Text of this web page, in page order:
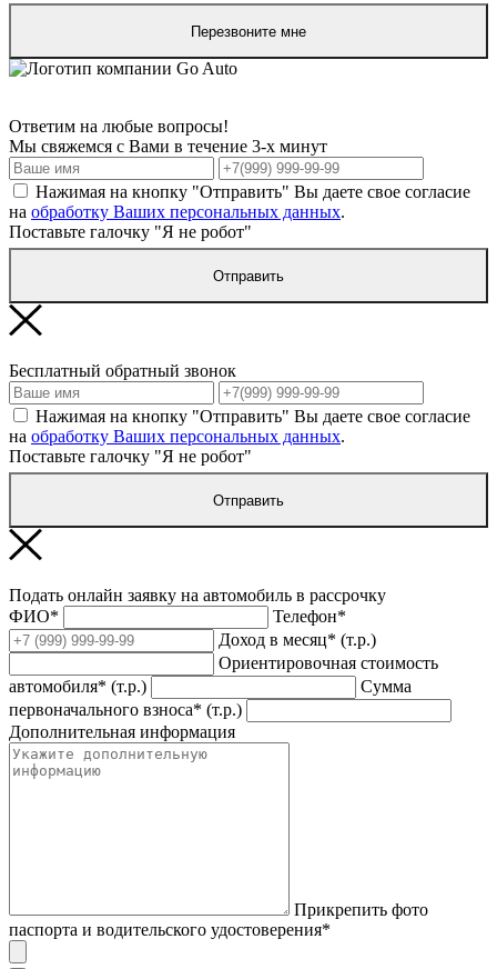
Перезвоните мне
Ответим на любые вопросы!
Мы свяжемся с Вами в течение 3-х минут
Нажимая на кнопку "Отправить" Вы даете свое согласие
на обработку Ваших персональных данных.
Поставьте галочку "Я не робот"
Отправить
Бесплатный обратный звонок
Нажимая на кнопку "Отправить" Вы даете свое согласие
на обработку Ваших персональных данных.
Поставьте галочку "Я не робот"
Отправить
Подать онлайн заявку на автомобиль в рассрочку
ФИО*
Телефон*
Доход в месяц* (т.р.)
Ориентировочная стоимость
автомобиля* (т.р.)
Сумма
первоначального взноса* (т.р.)
Дополнительная информация
Прикрепить фото
паспорта и водительского удостоверения*